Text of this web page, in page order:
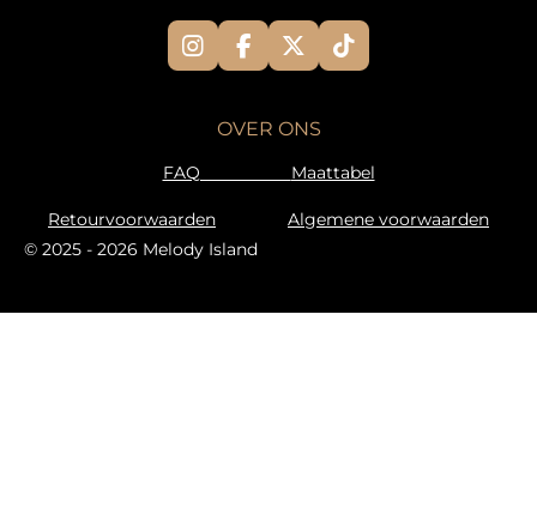
I
n
g
a
m
F
a
e
X
T
i
k
OVER ONS
FAQ Maattabel
Retourvoorwaarden
Algemene voorwaarden
© 2025 - 2026 Melody Island